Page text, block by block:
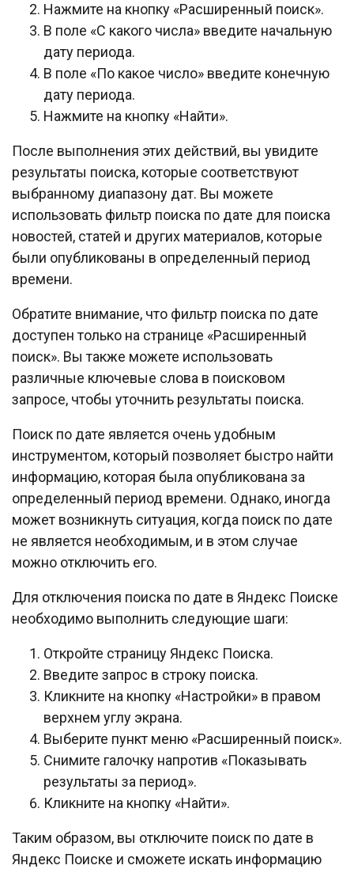
Нажмите на кнопку «Расширенный поиск».
В поле «С какого числа» введите начальную
дату периода.
В поле «По какое число» введите конечную
дату периода.
Нажмите на кнопку «Найти».
После выполнения этих действий, вы увидите
результаты поиска, которые соответствуют
выбранному диапазону дат. Вы можете
использовать фильтр поиска по дате для поиска
новостей, статей и других материалов, которые
были опубликованы в определенный период
времени.
Обратите внимание, что фильтр поиска по дате
доступен только на странице «Расширенный
поиск». Вы также можете использовать
различные ключевые слова в поисковом
запросе, чтобы уточнить результаты поиска.
Поиск по дате является очень удобным
инструментом, который позволяет быстро найти
информацию, которая была опубликована за
определенный период времени. Однако, иногда
может возникнуть ситуация, когда поиск по дате
не является необходимым, и в этом случае
можно отключить его.
Для отключения поиска по дате в Яндекс Поиске
необходимо выполнить следующие шаги:
Откройте страницу Яндекс Поиска.
Введите запрос в строку поиска.
Кликните на кнопку «Настройки» в правом
верхнем углу экрана.
Выберите пункт меню «Расширенный поиск».
Снимите галочку напротив «Показывать
результаты за период».
Кликните на кнопку «Найти».
Таким образом, вы отключите поиск по дате в
Яндекс Поиске и сможете искать информацию